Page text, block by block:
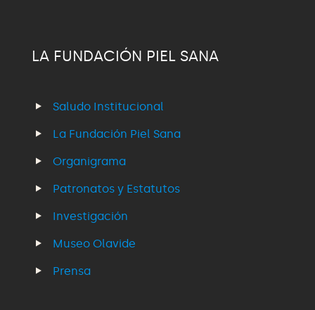
LA FUNDACIÓN PIEL SANA
Saludo Institucional
La Fundación Piel Sana
Organigrama
Patronatos y Estatutos
Investigación
Museo Olavide
Prensa